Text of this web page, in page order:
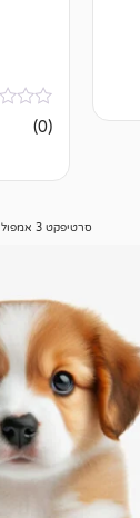
אין
ביקורות
(0)
סרטיפקט 3 אמפולות לכלבים במשקל 10-20 ק"ג – חסר במלאי